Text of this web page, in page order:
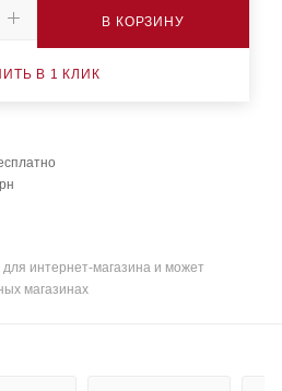
В КОРЗИНУ
В 1 КЛИК
интернет-магазина и может
магазинах